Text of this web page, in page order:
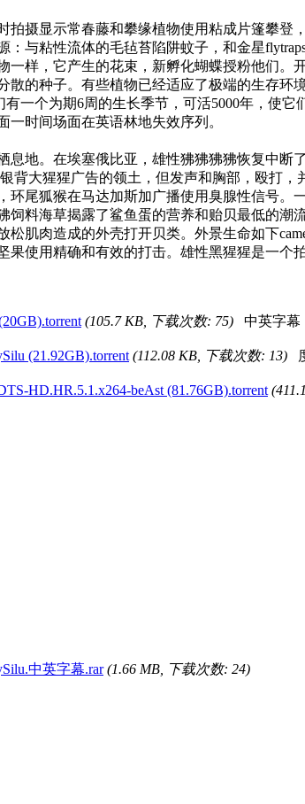
显示常春藤和攀缘植物使用粘成片篷攀登
与粘性流体的毛毡苔陷阱蚊子，和金星
样，它产生的花束，新孵化蝴蝶授粉他们。
的种子。有些植物已经适应了极端的生存
一个为期6周的生长季节，可活5000年，使
时间场面在英语林地失效序列。
。在埃塞俄比亚，雄性狒狒狒狒恢复中断
背大猩猩广告的领土，但发声和胸部，殴打
尾狐猴在马达加斯加广播使用臭腺性信号
料海草揭露了鲨鱼蛋的营养和贻贝最低的
肌肉造成的外壳打开贝类。外景生命如下
使用精确和有效的打击。雄性黑猩猩是一个
(105.7 KB, 下载次数: 75) 中英字幕
(21.92GB).torrent (112.08 KB, 下载次数: 13)
HD.HR.5.1.x264-beAst (81.76GB).torrent
中英字幕.rar (1.66 MB, 下载次数: 24)